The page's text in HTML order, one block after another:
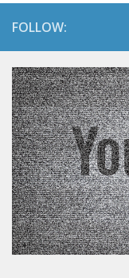
FOLLOW: